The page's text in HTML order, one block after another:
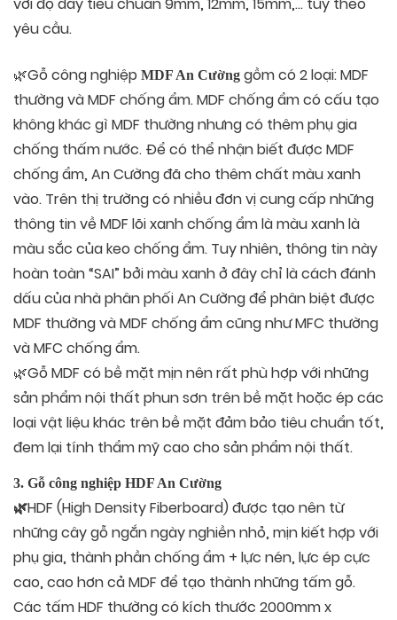
với độ dày tiêu chuẩn 9mm, 12mm, 15mm,… tùy theo
yêu cầu.
🌿Gỗ công nghiệp MDF An Cường gồm có 2 loại: MDF
thường và MDF chống ẩm. MDF chống ẩm có cấu tạo
không khác gì MDF thường nhưng có thêm phụ gia
chống thấm nước. Để có thể nhận biết được MDF
chống ẩm, An Cường đã cho thêm chất màu xanh
vào. Trên thị trường có nhiều đơn vị cung cấp những
thông tin về MDF lõi xanh chống ẩm là màu xanh là
màu sắc của keo chống ẩm. Tuy nhiên, thông tin này
hoàn toàn “SAI” bởi màu xanh ở đây chỉ là cách đánh
dấu của nhà phân phối An Cường để phân biệt được
MDF thường và MDF chống ẩm cũng như MFC thường
và MFC chống ẩm.
🌿Gỗ MDF có bề mặt mịn nên rất phù hợp với những
sản phẩm nội thất phun sơn trên bề mặt hoặc ép các
loại vật liệu khác trên bề mặt đảm bảo tiêu chuẩn tốt,
đem lại tính thẩm mỹ cao cho sản phẩm nội thất.
3. Gỗ công nghiệp HDF An Cường
🌿HDF (High Density Fiberboard) được tạo nên từ
những cây gỗ ngắn ngày nghiền nhỏ, mịn kiết hợp với
phụ gia, thành phần chống ẩm + lực nén, lực ép cực
cao, cao hơn cả MDF để tạo thành những tấm gỗ.
Các tấm HDF thường có kích thước 2000mm x